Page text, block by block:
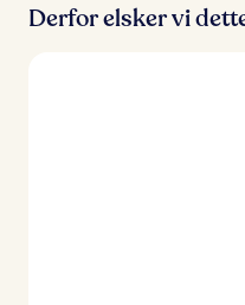
Derfor elsker vi